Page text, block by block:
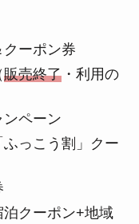
ーポン券
販売終了・利用の
ペーン
っこう割」クー
クーポン+地域